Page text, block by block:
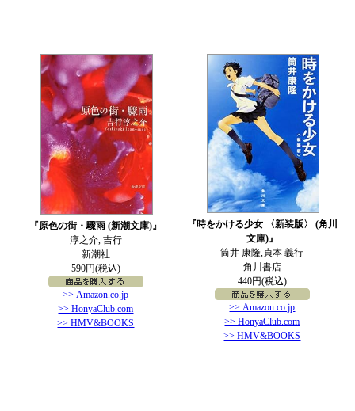
『原色の街・驟雨 (新潮文庫)』
淳之介, 吉行
新潮社
590円(税込)
>> Amazon.co.jp
>> HonyaClub.com
>> HMV&BOOKS
『時をかける少女 〈新装版〉 (角川
文庫)』
筒井 康隆,貞本 義行
角川書店
440円(税込)
>> Amazon.co.jp
>> HonyaClub.com
>> HMV&BOOKS